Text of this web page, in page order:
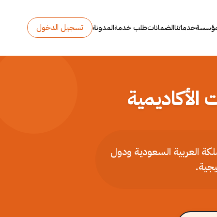
خدماتناالضماناتطلب خدمةالمدونة تسجيل الدخول
العربية السعودية ودول